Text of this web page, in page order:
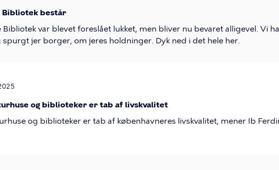
Bibliotek består
Bibliotek var blevet foreslået lukket, men bliver nu bevaret alligevel. Vi
spurgt jer borger, om jeres holdninger. Dyk ned i det hele her.
og biblioteker er tab af livskvalitet
og biblioteker er tab af københavneres livskvalitet, mener Ib